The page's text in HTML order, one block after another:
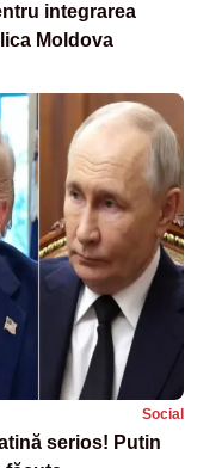
integrarea
Moldova
Social
serios! Putin